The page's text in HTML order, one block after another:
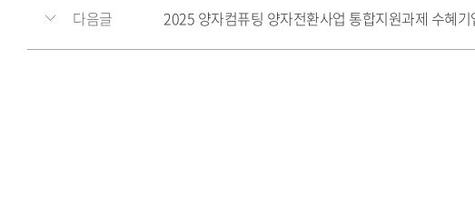
다음글 2025 양자컴퓨팅 양자전환사업 통합지원과제 수혜기